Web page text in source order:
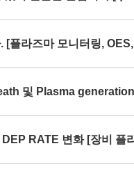
플라즈마 모니터링,
및 Plasma
RATE 변화 [장비 플